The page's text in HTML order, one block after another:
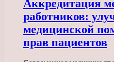
Аккредитация
работников:
медицинской
прав пациентов